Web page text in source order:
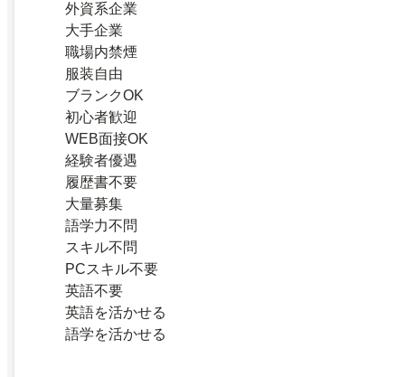
外資系企業
大手企業
職場内禁煙
服装自由
ブランクOK
初心者歓迎
WEB面接OK
経験者優遇
履歴書不要
大量募集
語学力不問
スキル不問
PCスキル不要
英語不要
英語を活かせる
語学を活かせる